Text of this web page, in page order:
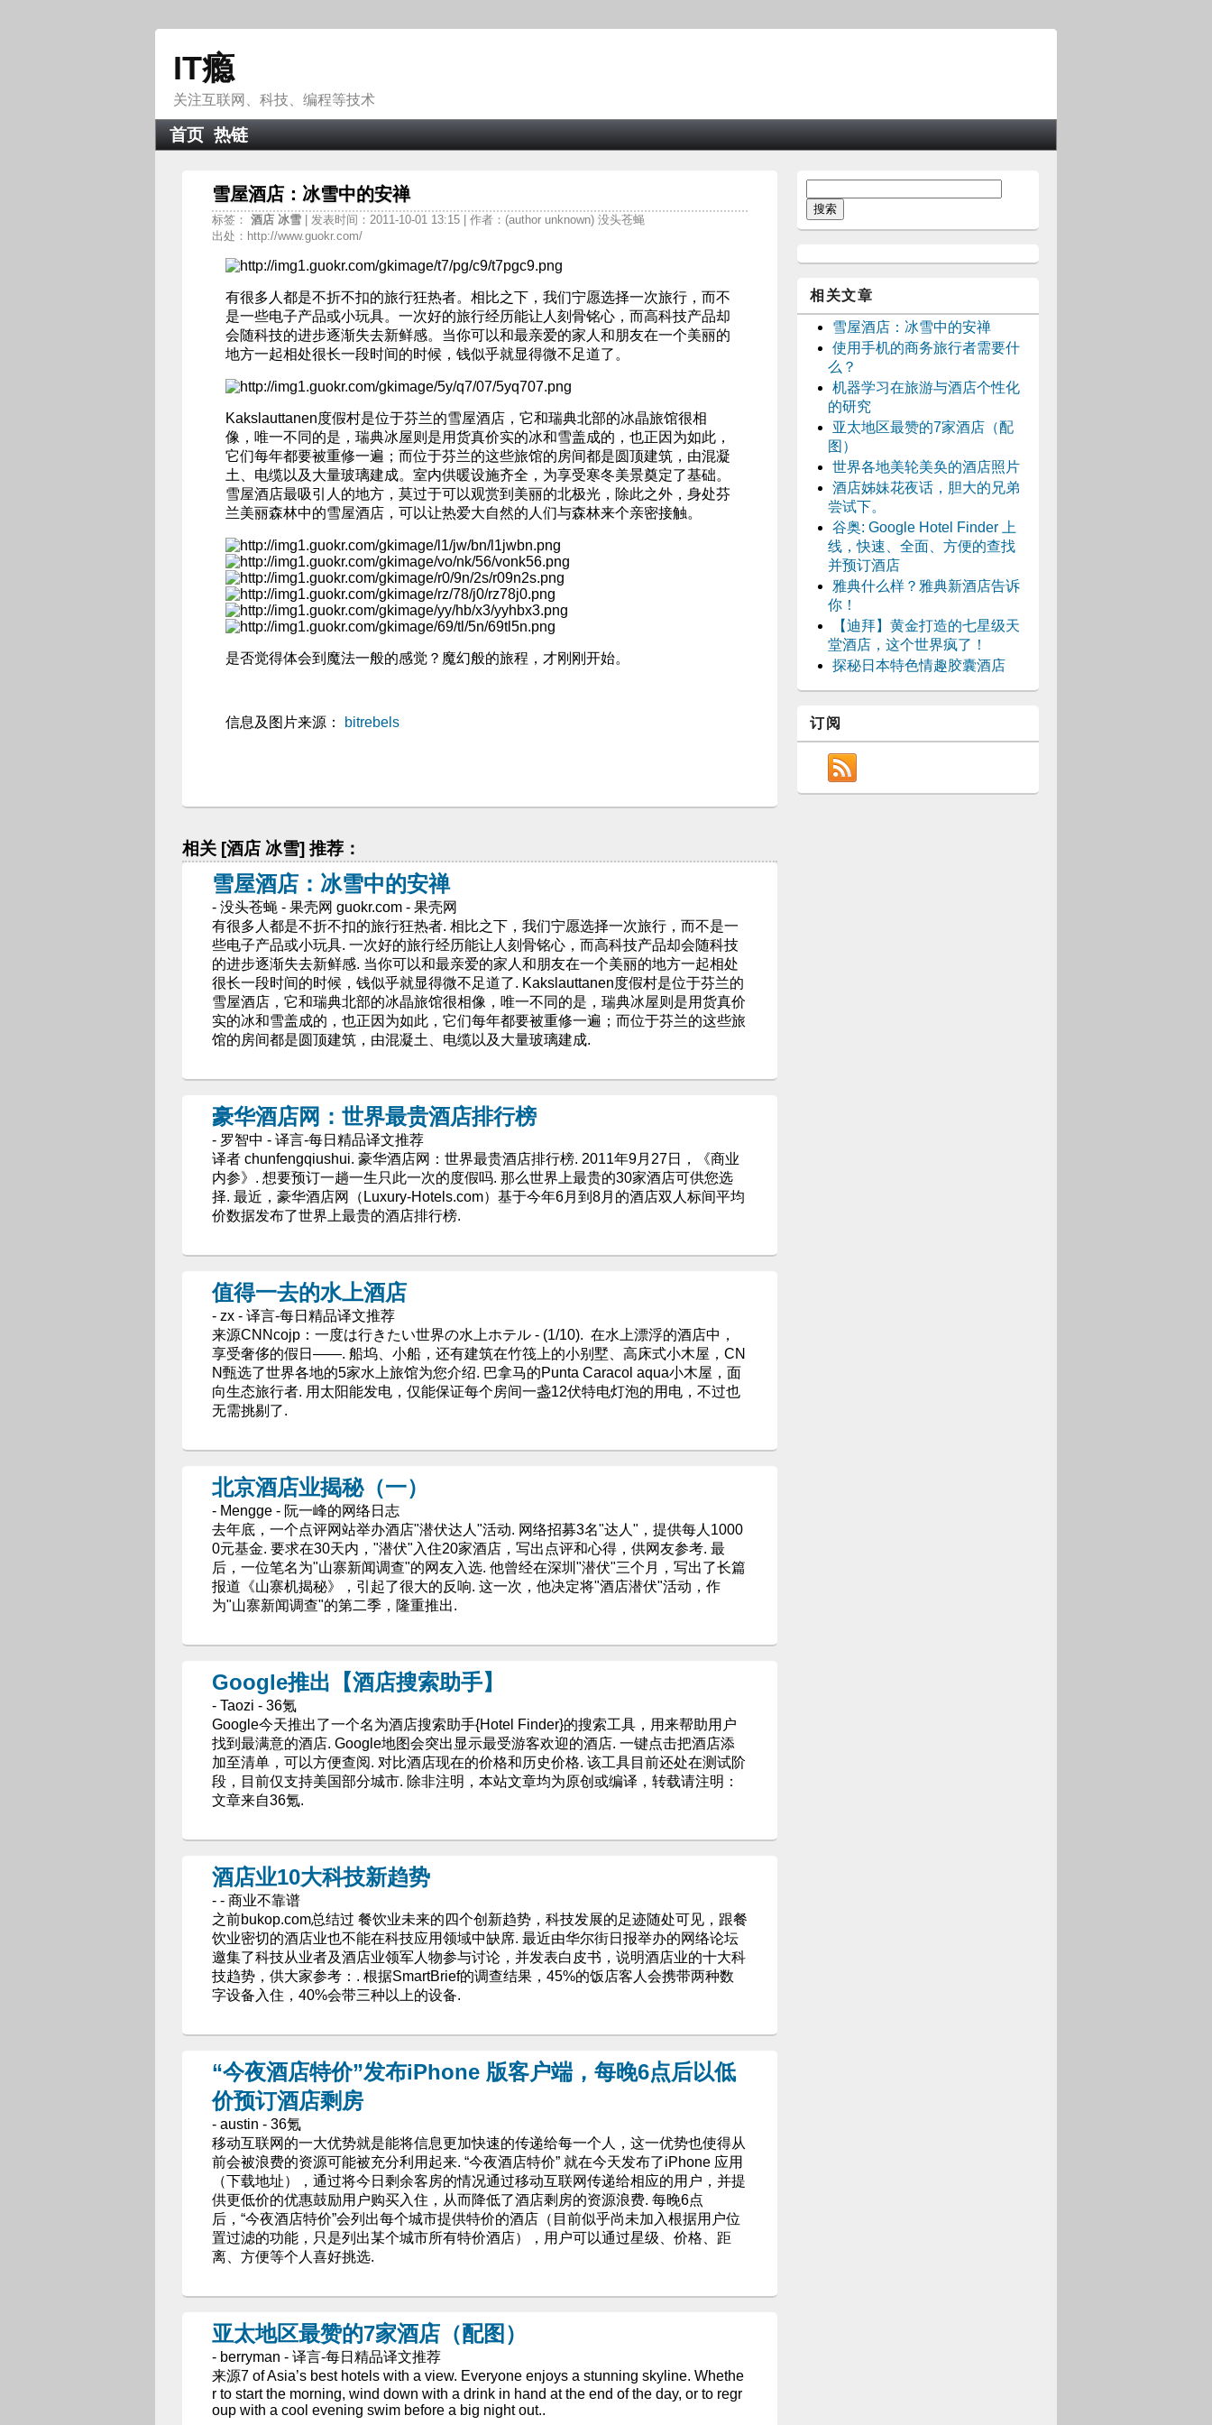
IT瘾
关注互联网、科技、编程等技术
首页 热链
雪屋酒店：冰雪中的安禅
标签： 酒店 冰雪
| 发表时间：2011-10-01 13:15 | 作者：(author unknown) 没头苍蝇
出处：http://www.guokr.com/
有很多人都是不折不扣的旅行狂热者。相比之下，我们宁愿选择一次旅行，而不
是一些电子产品或小玩具。一次好的旅行经历能让人刻骨铭心，而高科技产品却
会随科技的进步逐渐失去新鲜感。当你可以和最亲爱的家人和朋友在一个美丽的
地方一起相处很长一段时间的时候，钱似乎就显得微不足道了。
Kakslauttanen度假村是位于芬兰的雪屋酒店，它和瑞典北部的冰晶旅馆很相
像，唯一不同的是，瑞典冰屋则是用货真价实的冰和雪盖成的，也正因为如此，
它们每年都要被重修一遍；而位于芬兰的这些旅馆的房间都是圆顶建筑，由混凝
土、电缆以及大量玻璃建成。室内供暖设施齐全，为享受寒冬美景奠定了基础。
雪屋酒店最吸引人的地方，莫过于可以观赏到美丽的北极光，除此之外，身处芬
兰美丽森林中的雪屋酒店，可以让热爱大自然的人们与森林来个亲密接触。
是否觉得体会到魔法一般的感觉？魔幻般的旅程，才刚刚开始。
信息及图片来源： bitrebels
相关 [酒店 冰雪] 推荐：
雪屋酒店：冰雪中的安禅
- 没头苍蝇 - 果壳网 guokr.com - 果壳网
有很多人都是不折不扣的旅行狂热者. 相比之下，我们宁愿选择一次旅行，而不是一
些电子产品或小玩具. 一次好的旅行经历能让人刻骨铭心，而高科技产品却会随科技
的进步逐渐失去新鲜感. 当你可以和最亲爱的家人和朋友在一个美丽的地方一起相处
很长一段时间的时候，钱似乎就显得微不足道了. Kakslauttanen度假村是位于芬兰的
雪屋酒店，它和瑞典北部的冰晶旅馆很相像，唯一不同的是，瑞典冰屋则是用货真价
实的冰和雪盖成的，也正因为如此，它们每年都要被重修一遍；而位于芬兰的这些旅
馆的房间都是圆顶建筑，由混凝土、电缆以及大量玻璃建成.
豪华酒店网：世界最贵酒店排行榜
- 罗智中 - 译言-每日精品译文推荐
译者 chunfengqiushui. 豪华酒店网：世界最贵酒店排行榜. 2011年9月27日，《商业
内参》. 想要预订一趟一生只此一次的度假吗. 那么世界上最贵的30家酒店可供您选
择. 最近，豪华酒店网（Luxury-Hotels.com）基于今年6月到8月的酒店双人标间平均
价数据发布了世界上最贵的酒店排行榜.
值得一去的水上酒店
- zx - 译言-每日精品译文推荐
来源CNNcojp：一度は行きたい世界の水上ホテル - (1/10). 在水上漂浮的酒店中，
享受奢侈的假日——. 船坞、小船，还有建筑在竹筏上的小别墅、高床式小木屋，CN
N甄选了世界各地的5家水上旅馆为您介绍. 巴拿马的Punta Caracol aqua小木屋，面
向生态旅行者. 用太阳能发电，仅能保证每个房间一盏12伏特电灯泡的用电，不过也
无需挑剔了.
北京酒店业揭秘（一）
- Mengge - 阮一峰的网络日志
去年底，一个点评网站举办酒店"潜伏达人"活动. 网络招募3名"达人"，提供每人1000
0元基金. 要求在30天内，"潜伏"入住20家酒店，写出点评和心得，供网友参考. 最
后，一位笔名为"山寨新闻调查"的网友入选. 他曾经在深圳"潜伏"三个月，写出了长篇
报道《山寨机揭秘》，引起了很大的反响. 这一次，他决定将"酒店潜伏"活动，作
为"山寨新闻调查"的第二季，隆重推出.
Google推出【酒店搜索助手】
- Taozi - 36氪
Google今天推出了一个名为酒店搜索助手{Hotel Finder}的搜索工具，用来帮助用户
找到最满意的酒店. Google地图会突出显示最受游客欢迎的酒店. 一键点击把酒店添
加至清单，可以方便查阅. 对比酒店现在的价格和历史价格. 该工具目前还处在测试阶
段，目前仅支持美国部分城市. 除非注明，本站文章均为原创或编译，转载请注明：
文章来自36氪.
酒店业10大科技新趋势
- - 商业不靠谱
之前bukop.com总结过 餐饮业未来的四个创新趋势，科技发展的足迹随处可见，跟餐
饮业密切的酒店业也不能在科技应用领域中缺席. 最近由华尔街日报举办的网络论坛
邀集了科技从业者及酒店业领军人物参与讨论，并发表白皮书，说明酒店业的十大科
技趋势，供大家参考：. 根据SmartBrief的调查结果，45%的饭店客人会携带两种数
字设备入住，40%会带三种以上的设备.
“今夜酒店特价”发布iPhone 版客户端，每晚6点后以低
价预订酒店剩房
- austin - 36氪
移动互联网的一大优势就是能将信息更加快速的传递给每一个人，这一优势也使得从
前会被浪费的资源可能被充分利用起来. “今夜酒店特价” 就在今天发布了iPhone 应用
（下载地址），通过将今日剩余客房的情况通过移动互联网传递给相应的用户，并提
供更低价的优惠鼓励用户购买入住，从而降低了酒店剩房的资源浪费. 每晚6点
后，“今夜酒店特价”会列出每个城市提供特价的酒店（目前似乎尚未加入根据用户位
置过滤的功能，只是列出某个城市所有特价酒店），用户可以通过星级、价格、距
离、方便等个人喜好挑选.
亚太地区最赞的7家酒店（配图）
- berryman - 译言-每日精品译文推荐
来源7 of Asia’s best hotels with a view. Everyone enjoys a stunning skyline. Whethe
r to start the morning, wind down with a drink in hand at the end of the day, or to regr
oup with a cool evening swim before a big night out..
相关文章
雪屋酒店：冰雪中的安禅
使用手机的商务旅行者需要什
么？
机器学习在旅游与酒店个性化
的研究
亚太地区最赞的7家酒店（配
图）
世界各地美轮美奂的酒店照片
酒店姊妹花夜话，胆大的兄弟
尝试下。
谷奥: Google Hotel Finder 上
线，快速、全面、方便的查找
并预订酒店
雅典什么样？雅典新酒店告诉
你！
【迪拜】黄金打造的七星级天
堂酒店，这个世界疯了！
探秘日本特色情趣胶囊酒店
订阅